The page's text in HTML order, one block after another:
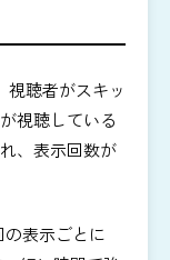
視聴者がスキッ
視聴している
、表示回数が
の表示ごとに